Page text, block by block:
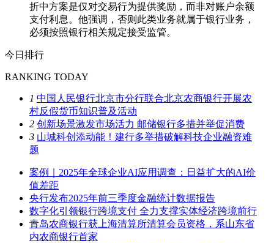
折中方案是仅对交易行为提供奖励，而非对账户余额
支付利息。他强调，否则此类业务就属于银行业务，
必须按照银行相关规定接受监管。
今日排行
RANKING TODAY
1 中国人民银行北京市分行联合北京农商银行开展农
村反假货币知识普及活动
2 创新场景激发市场活力 邮储银行多措并举促消费
3 山城科创添动能！建行多举措破解科技企业融资难
题
案例｜2025年全球企业AI应用调查：日益扩大的AI价
值差距
央行发布2025年前三季度金融统计数据报告
数字化引领银行跨境支付 全力支撑实体经济跨境前行
青岛农商银行获上海清算所清算会员资格，系山东省
内农商银行首家